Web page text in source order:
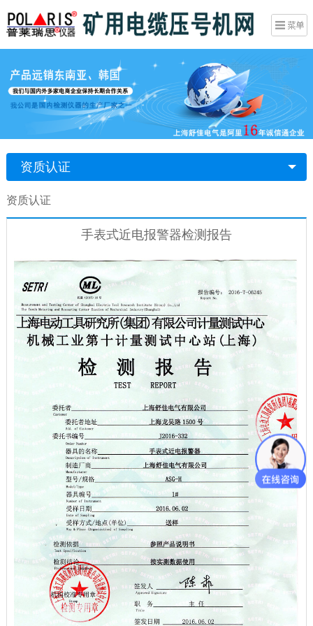
资质认证
资质认证
手表式近电报警器检测报告